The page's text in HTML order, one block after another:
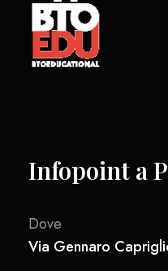
Infopoint a
Dove
Via Gennaro